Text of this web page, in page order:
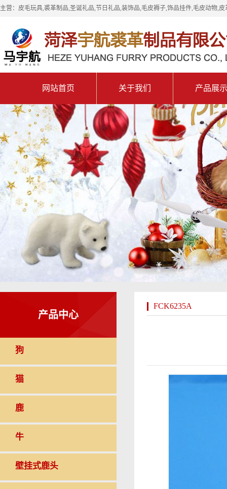
主营：皮毛玩具,裘革制品,圣诞礼品,节日礼品,装饰品,毛皮褥子,饰品挂件,毛皮动物,
网站首页 关于我们 产品展示
产品中心
狗
猫
鹿
牛
壁挂式鹿头
FCK6235A